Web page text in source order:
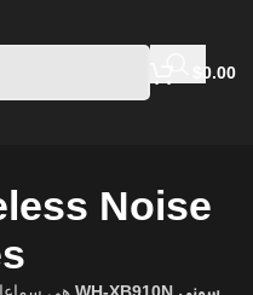
0.00
Noise